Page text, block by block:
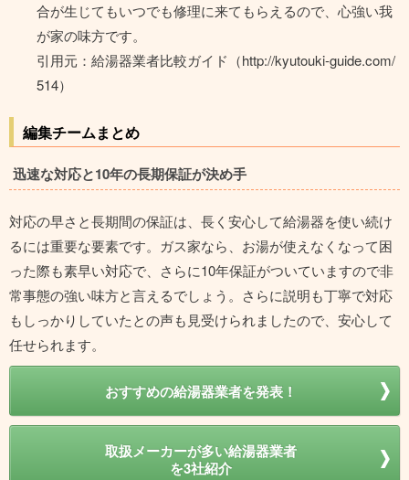
合が生じてもいつでも修理に来てもらえるので、心強い我
が家の味方です。
引用元：給湯器業者比較ガイド（http://kyutouki-guide.com/
514）
編集チームまとめ
迅速な対応と10年の長期保証が決め手
対応の早さと長期間の保証は、長く安心して給湯器を使い続け
るには重要な要素です。ガス家なら、お湯が使えなくなって困
った際も素早い対応で、さらに10年保証がついていますので非
常事態の強い味方と言えるでしょう。さらに説明も丁寧で対応
もしっかりしていたとの声も見受けられましたので、安心して
任せられます。
おすすめの給湯器業者を発表！
取扱メーカーが多い給湯器業者
を3社紹介